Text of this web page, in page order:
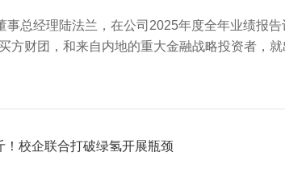
经理陆法兰，在公司2025年度全年业绩报
方财团，和来自内地的重大金融战略投资者，就
！校企联合打破绿氢开展瓶颈